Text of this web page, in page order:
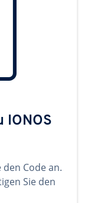
IONOS
Code an.
Sie den